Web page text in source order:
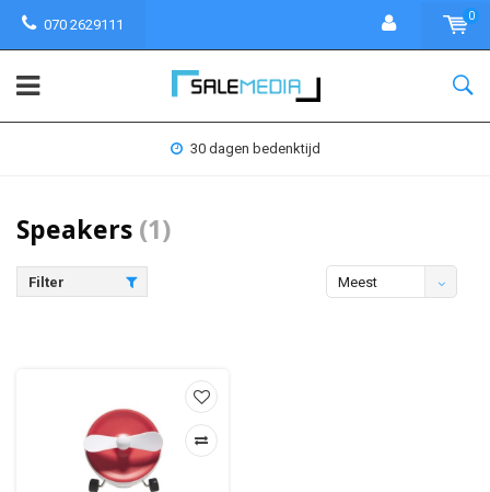
070 2629111
0
30 dagen bedenktijd
Speakers (1)
Filter
Meest